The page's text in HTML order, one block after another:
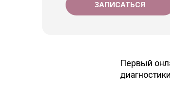
ЗАПИСАТЬСЯ
Первый